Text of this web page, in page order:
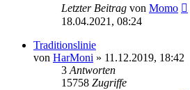
Letzter Beitrag von Momo
18.04.2021, 08:24
Traditionslinie
von HarMoni » 11.12.2019, 18:42
3 Antworten
15758 Zugriffe